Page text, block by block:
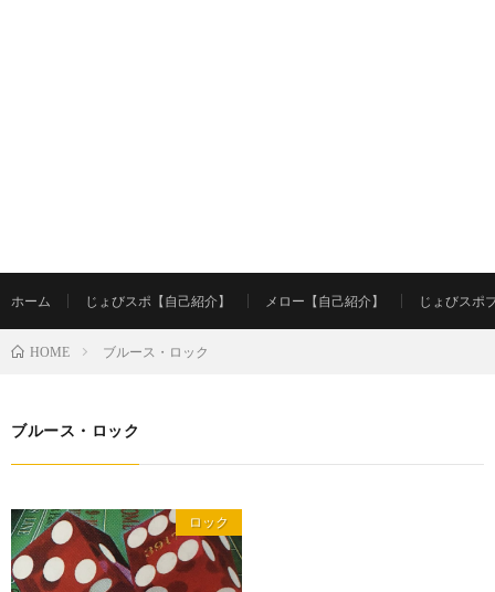
ホーム じょびスポ【自己紹介】 メロー【自己紹介】 じょびスポ
HOME ブルース・ロック
ブルース・ロック
ロック